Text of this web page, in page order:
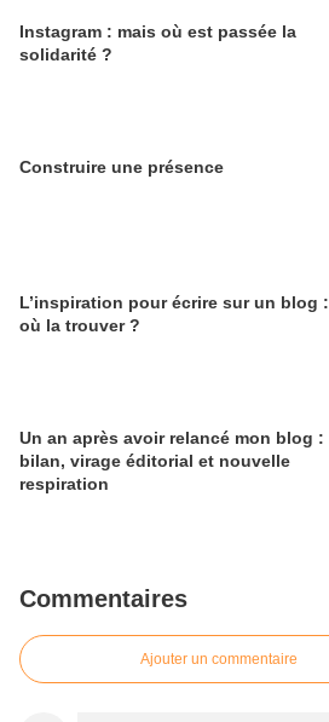
Instagram : mais où est passée la
solidarité ?
Construire une présence
L’inspiration pour écrire sur un blog :
où la trouver ?
Un an après avoir relancé mon blog :
bilan, virage éditorial et nouvelle
respiration
Commentaires
Ajouter un commentaire